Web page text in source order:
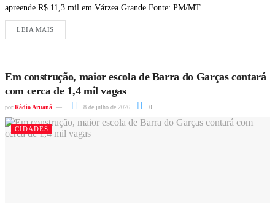
apreende R$ 11,3 mil em Várzea Grande Fonte: PM/MT
LEIA MAIS
Em construção, maior escola de Barra do Garças contará
com cerca de 1,4 mil vagas
por Rádio Aruanã 8 de julho de 2026 0
CIDADES